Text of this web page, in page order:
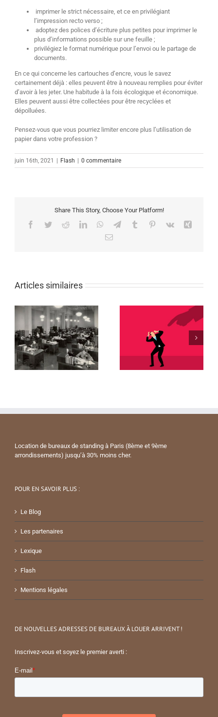
imprimer le strict nécessaire, et ce en privilégiant
l’impression recto verso ;
adoptez des polices d’écriture plus petites pour imprimer le
plus d’informations possible sur une feuille ;
privilégiez le format numérique pour l’envoi ou le partage de
documents.
En ce qui concerne les cartouches d’encre, vous le savez
certainement déjà : elles peuvent être à nouveau remplies pour éviter
d’avoir à les jeter. Une habitude à la fois écologique et économique.
Elles peuvent aussi être collectées pour être recyclées et
dépolluées.
Pensez-vous que vous pourriez limiter encore plus l’utilisation de
papier dans votre profession ?
juin 16th, 2021 | Flash | 0 commentaire
Share This Story, Choose Your Platform!
Facebook
TwitterRedditLinkedInWhatsApp
TelegramTumblr Pinterest
Vk
Xing
Email
Articles similaires
Location de bureaux de standing à Paris (8ème et 9ème
arrondissements) jusqu’à 30% moins cher.
POUR EN SAVOIR PLUS :
Le Blog
Les partenaires
Lexique
Flash
Mentions légales
DE NOUVELLES ADRESSES DE BUREAUX À LOUER ARRIVENT !
Inscrivez-vous et soyez le premier averti :